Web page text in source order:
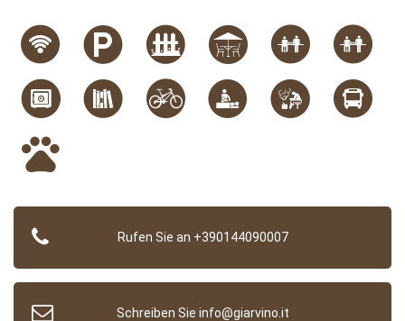
Rufen Sie an +390144090007
Schreiben Sie info@giarvino.it